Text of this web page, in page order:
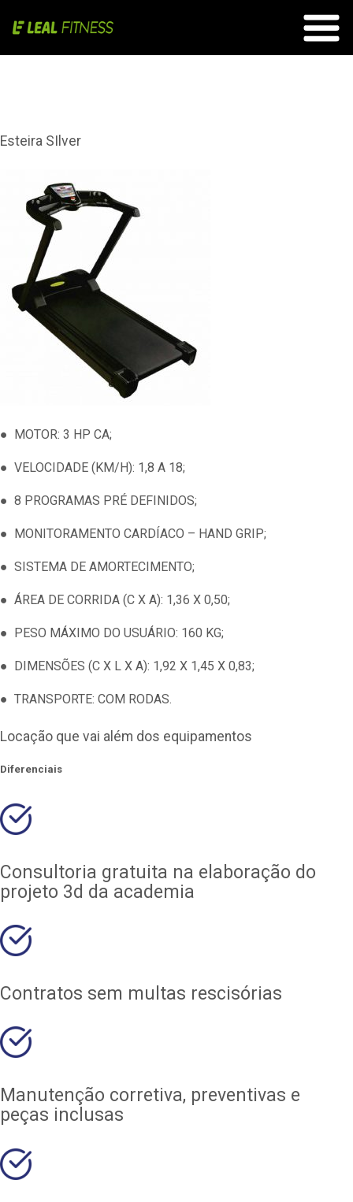
Ficha Técnica
Esteira SIlver
● MOTOR: 3 HP CA;
● VELOCIDADE (KM/H): 1,8 A 18;
● 8 PROGRAMAS PRÉ DEFINIDOS;
● MONITORAMENTO CARDÍACO – HAND GRIP;
● SISTEMA DE AMORTECIMENTO;
● ÁREA DE CORRIDA (C X A): 1,36 X 0,50;
● PESO MÁXIMO DO USUÁRIO: 160 KG;
● DIMENSÕES (C X L X A): 1,92 X 1,45 X 0,83;
● TRANSPORTE: COM RODAS.
Locação que vai além dos equipamentos
Diferenciais
Consultoria gratuita na elaboração do
projeto 3d da academia
Contratos sem multas rescisórias
Manutenção corretiva, preventivas e
peças inclusas